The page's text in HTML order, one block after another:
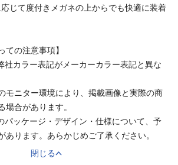
じて度付きメガネの上からでも快適に装着
ての注意事項】
カラー表記がメーカーカラー表記と異な
モニター環境により、掲載画像と実際の商
合があります。
ッケージ・デザイン・仕様について、予
あります。あらかじめご了承ください。
閉じる